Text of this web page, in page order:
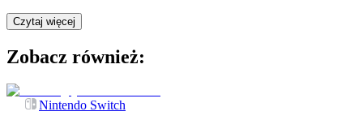
Czytaj więcej
Zobacz również:
Nintendo Switch